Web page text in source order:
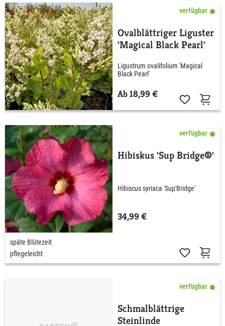
verfügbar
Ovalblättriger Liguster
'Magical Black Pearl'
Ligustrum ovalifolium 'Magical
Black Pearl'
Ab 18,99 €
verfügbar
Hibiskus 'Sup Bridge®'
Hibiscus syriaca 'Sup'Bridge'
34,99 €
späte Blütezeit
pflegeleicht
verfügbar
Schmalblättrige
Steinlinde